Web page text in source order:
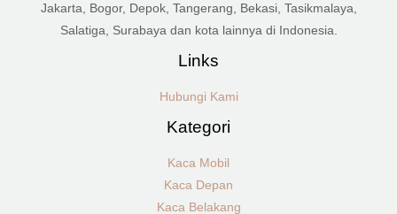
Jakarta, Bogor, Depok, Tangerang, Bekasi, Tasikmalaya,
Salatiga, Surabaya dan kota lainnya di Indonesia.
Links
Hubungi Kami
Kategori
Kaca Mobil
Kaca Depan
Kaca Belakang